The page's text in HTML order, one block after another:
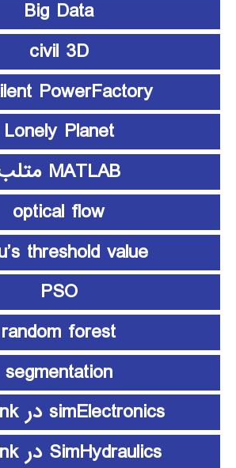
Big Data
civil 3D
PowerFactory
Lonely Planet
MATLAB متلب
optical flow
threshold value
PSO
random forest
segmentation
simElectronics در Simulink
SimHydraulics در simulink